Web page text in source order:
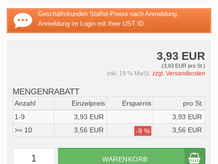
Geschäftskunden Staffel-Preise nach Anmeldung.
Anmeldung im Login mit Ihrer UST ID.
3,93 EUR
(3,93 EUR pro St.)
inkl. 19 % MwSt. zzgl. Versandkosten
MENGENRABATT
Anzahl Einzelpreis Ersparnis
pro St.
1-9
3,93 EUR
3,93 EUR
>= 10
3,56 EUR -9 % 3,56 EUR
WARENKORB